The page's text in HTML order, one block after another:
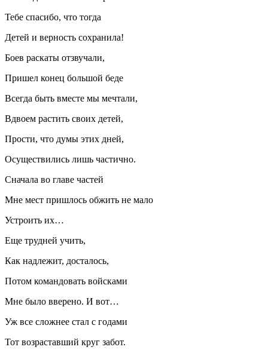
Тебе спасибо, что тогда
Детей и верность сохранила!
Боев раскаты отзвучали,
Пришел конец большой беде
Всегда быть вместе мы мечтали,
Вдвоем растить своих детей,
Прости, что думы этих дней,
Осуществились лишь частично.
Сначала во главе частей
Мне мест пришлось обжить не мало
Устроить их…
Еще трудней учить,
Как надлежит, досталось,
Потом командовать войсками
Мне было вверено. И вот…
Уж все сложнее стал с годами
Тот возраставший круг забот.